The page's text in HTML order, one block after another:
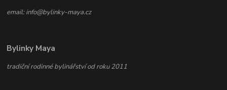
email: info@bylinky-maya.cz
Bylinky Maya
tradiční rodinné bylinářství od roku 2011